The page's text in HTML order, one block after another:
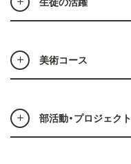
美術コース
部活動・プロジェクト